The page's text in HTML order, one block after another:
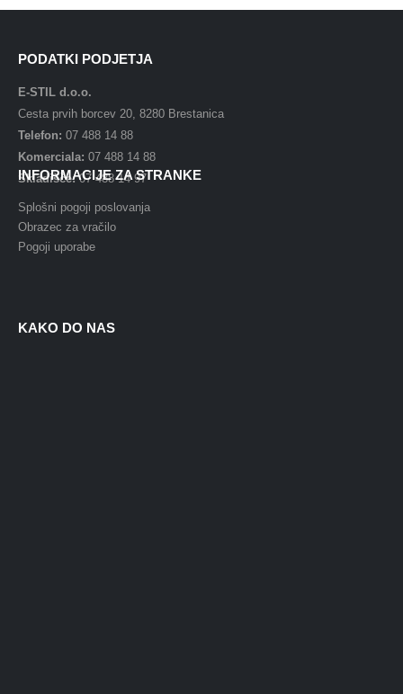
PODATKI PODJETJA
E-STIL d.o.o.
Cesta prvih borcev 20, 8280 Brestanica
Telefon: 07 488 14 88
Komerciala: 07 488 14 88
Skladišče:07 488 14 97
INFORMACIJE ZA STRANKE
Splošni pogoji poslovanja
Obrazec za vračilo
Pogoji uporabe
KAKO DO NAS